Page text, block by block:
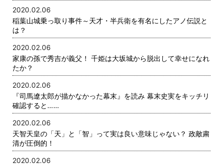
2020.02.06
稲葉山城乗っ取り事件～天才・半兵衛を有名にしたアノ伝説と
は？
2020.02.06
家康の孫で秀吉が義父！ 千姫は大坂城から脱出して幸せになれ
たか？
2020.02.06
『司馬遼太郎が描かなかった幕末』を読み 幕末史実をキッチリ
確認すると……
2020.02.06
天智天皇の「天」と「智」って実は良い意味じゃない？ 政敵粛
清が圧倒的！
2020.02.06